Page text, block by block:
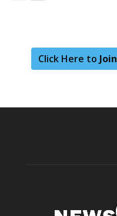
Click Here to Join